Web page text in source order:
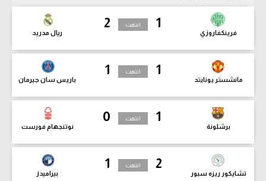
1
فرينكفاروزي
2
ريال مدريد
انتهت
1
مانشستر يونايتد
1
باريس سان جيرمان
انتهت
1
برشلونة
0
نوتنجهام فورست
انتهت
2
تشايكور ريزه سبور
1
بيراميدز
انتهت